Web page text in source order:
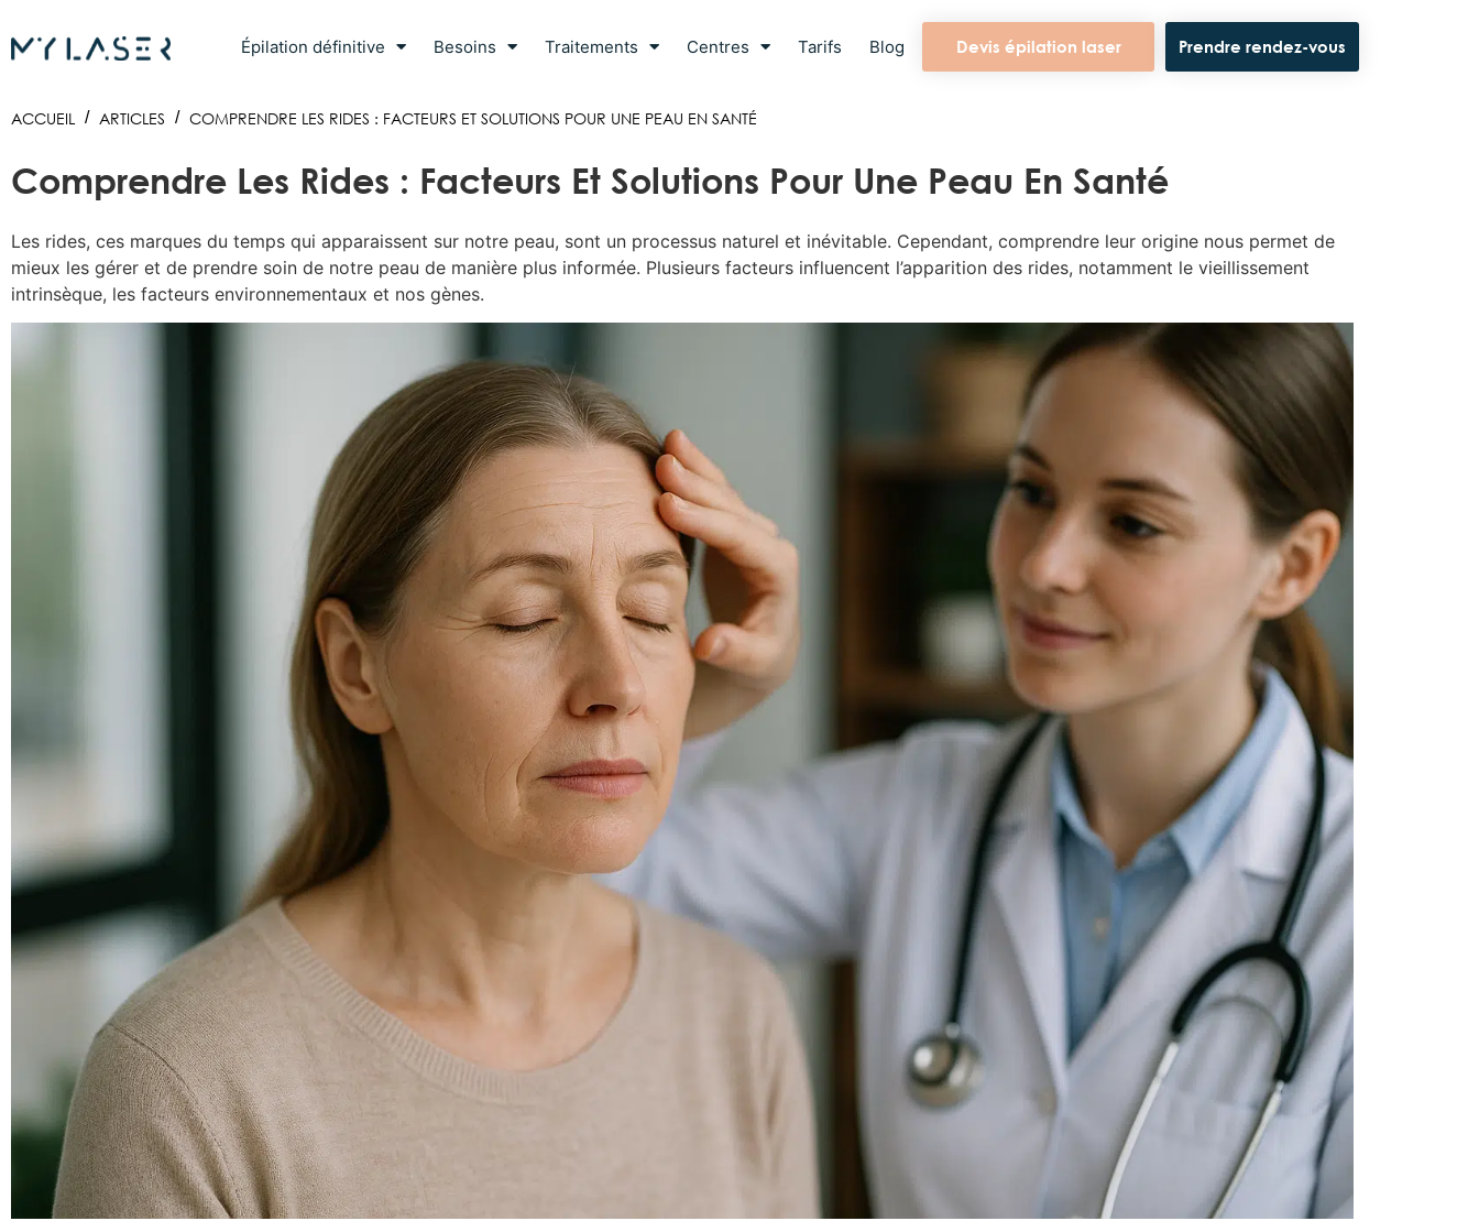
Épilation définitive Besoins Traitements Centres Tarifs Blog Devis épilation laser Prendre rendez-vous
ACCUEIL / ARTICLES / COMPRENDRE LES RIDES : FACTEURS ET SOLUTIONS POUR UNE PEAU EN SANTÉ
Comprendre Les Rides : Facteurs Et Solutions Pour Une Peau En Santé
Les rides, ces marques du temps qui apparaissent sur notre peau, sont un processus naturel et inévitable. Cependant, comprendre leur origine nous permet de
mieux les gérer et de prendre soin de notre peau de manière plus informée. Plusieurs facteurs influencent l’apparition des rides, notamment le vieillissement
intrinsèque, les facteurs environnementaux et nos gènes.